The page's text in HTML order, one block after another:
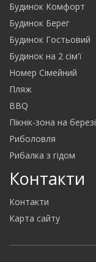
Будинок Комфорт
Будинок Берег
Будинок Гостьовий
Будинок на 2 сім'ї
Номер Сімейний
Пляж
BBQ
Пікнік-зона на березі
Риболовля
Рибалка з гідом
Контакти
Контакти
Карта сайту